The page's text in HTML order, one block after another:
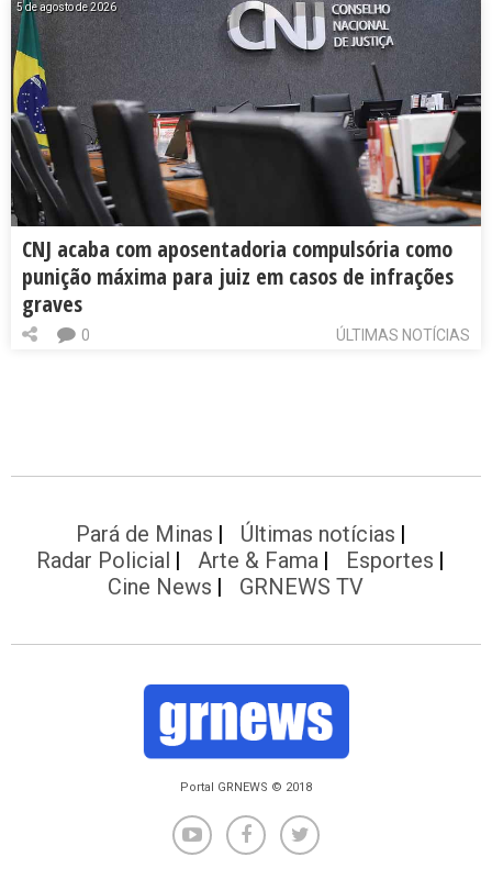
5 de agosto de 2026
CNJ acaba com aposentadoria compulsória como
punição máxima para juiz em casos de infrações
graves
ÚLTIMAS NOTÍCIAS
0
Pará de Minas
Últimas notícias
Radar Policial
Arte & Fama
Esportes
Cine News
GRNEWS TV
Portal GRNEWS © 2018